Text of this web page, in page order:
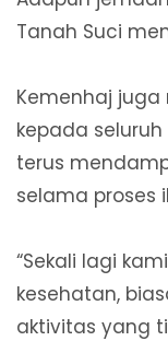
Tanah Suci
Kemenhaj
kepada
terus
selama proses
“Sekali lagi
kesehatan,
aktivitas yang